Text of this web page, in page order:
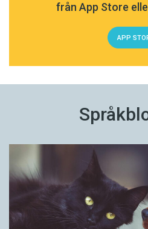
från App Store
APP